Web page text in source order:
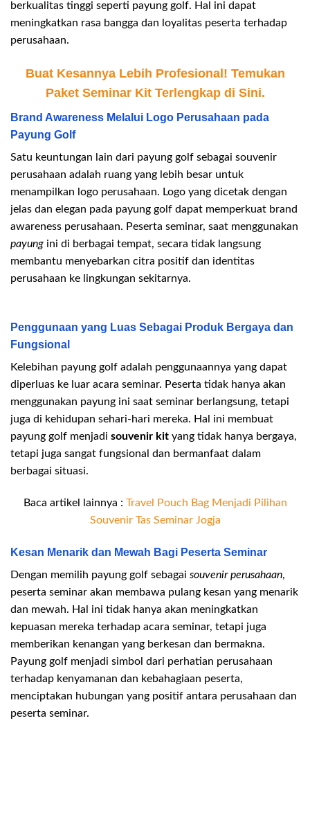
berkualitas tinggi seperti payung golf. Hal ini dapat
meningkatkan rasa bangga dan loyalitas peserta terhadap
perusahaan.
Buat Kesannya Lebih Profesional! Temukan
Paket Seminar Kit Terlengkap di Sini.
Brand Awareness Melalui Logo Perusahaan pada
Payung Golf
Satu keuntungan lain dari payung golf sebagai souvenir
perusahaan adalah ruang yang lebih besar untuk
menampilkan logo perusahaan. Logo yang dicetak dengan
jelas dan elegan pada payung golf dapat memperkuat brand
awareness perusahaan. Peserta seminar, saat menggunakan
payung ini di berbagai tempat, secara tidak langsung
membantu menyebarkan citra positif dan identitas
perusahaan ke lingkungan sekitarnya.
Penggunaan yang Luas Sebagai Produk Bergaya dan
Fungsional
Kelebihan payung golf adalah penggunaannya yang dapat
diperluas ke luar acara seminar. Peserta tidak hanya akan
menggunakan payung ini saat seminar berlangsung, tetapi
juga di kehidupan sehari-hari mereka. Hal ini membuat
payung golf menjadi souvenir kit yang tidak hanya bergaya,
tetapi juga sangat fungsional dan bermanfaat dalam
berbagai situasi.
Baca artikel lainnya : Travel Pouch Bag Menjadi Pilihan
Souvenir Tas Seminar Jogja
Kesan Menarik dan Mewah Bagi Peserta Seminar
Dengan memilih payung golf sebagai souvenir perusahaan,
peserta seminar akan membawa pulang kesan yang menarik
dan mewah. Hal ini tidak hanya akan meningkatkan
kepuasan mereka terhadap acara seminar, tetapi juga
memberikan kenangan yang berkesan dan bermakna.
Payung golf menjadi simbol dari perhatian perusahaan
terhadap kenyamanan dan kebahagiaan peserta,
menciptakan hubungan yang positif antara perusahaan dan
peserta seminar.